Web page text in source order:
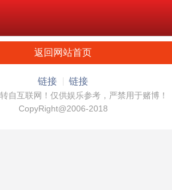
返回网站首页
链接 链接
自互联网！仅供娱乐参考，严禁用于赌博！
CopyRight@2006-2018